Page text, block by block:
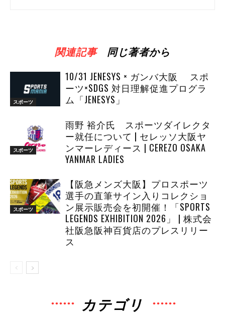
関連記事 同じ著者から
スポーツ
10/31 JENESYS × ガンバ大阪 スポ
ーツ×SDGS 対日理解促進プログラ
ム「JENESYS」
スポーツ
雨野 裕介氏 スポーツダイレクタ
ー就任について | セレッソ大阪ヤ
ンマーレディース | CEREZO OSAKA
YANMAR LADIES
スポーツ
【阪急メンズ大阪】プロスポーツ
選手の直筆サイン入りコレクショ
ン展示販売会を初開催！「SPORTS
LEGENDS EXHIBITION 2026」 | 株式会
社阪急阪神百貨店のプレスリリー
ス
カテゴリ